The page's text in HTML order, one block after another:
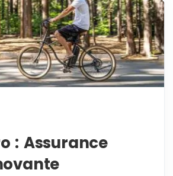
: Assurance